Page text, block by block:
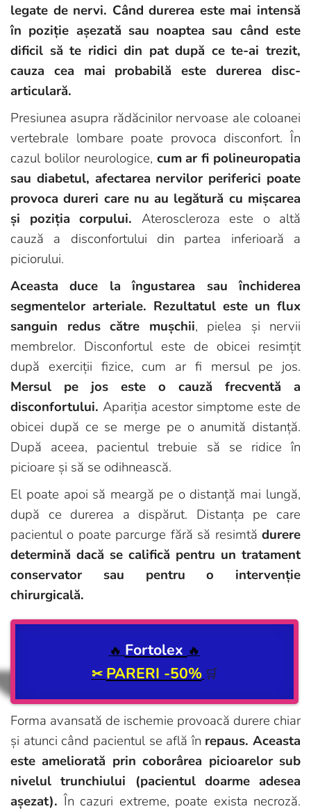
legate de nervi. Când durerea este mai intensă
în poziție așezată sau noaptea sau când este
dificil să te ridici din pat după ce te-ai trezit,
cauza cea mai probabilă este durerea disc-
articulară.
Presiunea asupra rădăcinilor nervoase ale coloanei
vertebrale lombare poate provoca disconfort. În
cazul bolilor neurologice, cum ar fi polineuropatia
sau diabetul, afectarea nervilor periferici poate
provoca dureri care nu au legătură cu mișcarea
și poziția corpului. Ateroscleroza este o altă
cauză a disconfortului din partea inferioară a
piciorului.
Aceasta duce la îngustarea sau închiderea
segmentelor arteriale. Rezultatul este un flux
sanguin redus către mușchii, pielea și nervii
membrelor. Disconfortul este de obicei resimțit
după exerciții fizice, cum ar fi mersul pe jos.
Mersul pe jos este o cauză frecventă a
disconfortului. Apariția acestor simptome este de
obicei după ce se merge pe o anumită distanță.
După aceea, pacientul trebuie să se ridice în
picioare și să se odihnească.
El poate apoi să meargă pe o distanță mai lungă,
după ce durerea a dispărut. Distanța pe care
pacientul o poate parcurge fără să resimtă durere
determină dacă se califică pentru un tratament
conservator sau pentru o intervenție
chirurgicală.
🔥 Fortolex 🔥
✂ PARERI -50% 🛒
Forma avansată de ischemie provoacă durere chiar
și atunci când pacientul se află în repaus. Aceasta
este ameliorată prin coborârea picioarelor sub
nivelul trunchiului (pacientul doarme adesea
așezat). În cazuri extreme, poate exista necroză.